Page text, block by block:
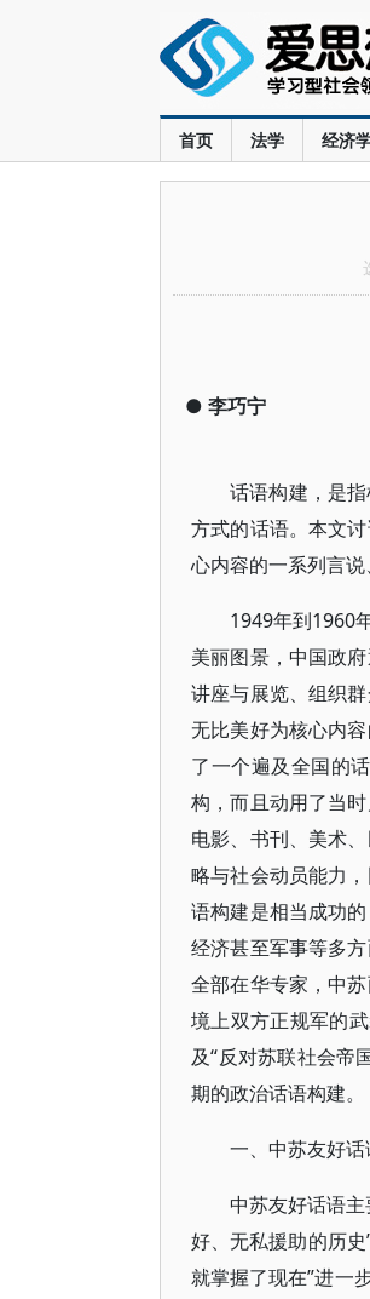
首页 法学 经济
● 李巧宁
话语构建，是
方式的话语。本文
心内容的一系列言说
1949年到1960
美丽图景，中国政
讲座与展览、组织
无比美好为核心内
了一个遍及全国的
构，而且动用了当
电影、书刊、美术
略与社会动员能力
语构建是相当成功
经济甚至军事等多
全部在华专家，中
境上双方正规军的
及“反对苏联社会帝
期的政治话语构建。
一、中苏友好
中苏友好话语
好、无私援助的历
就掌握了现在”进一